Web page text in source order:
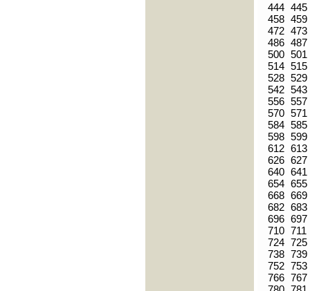
444 445
458 459
472 473
486 487
500 501
514 515
528 529
542 543
556 557
570 571
584 585
598 599
612 613
626 627
640 641
654 655
668 669
682 683
696 697
710 711
724 725
738 739
752 753
766 767